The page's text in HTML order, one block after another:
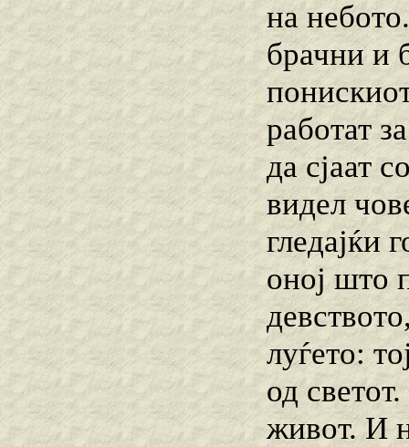
на
брачни и
работат
да сјаат
видел
гледајќи
оној што
луѓето:
од
живот. И